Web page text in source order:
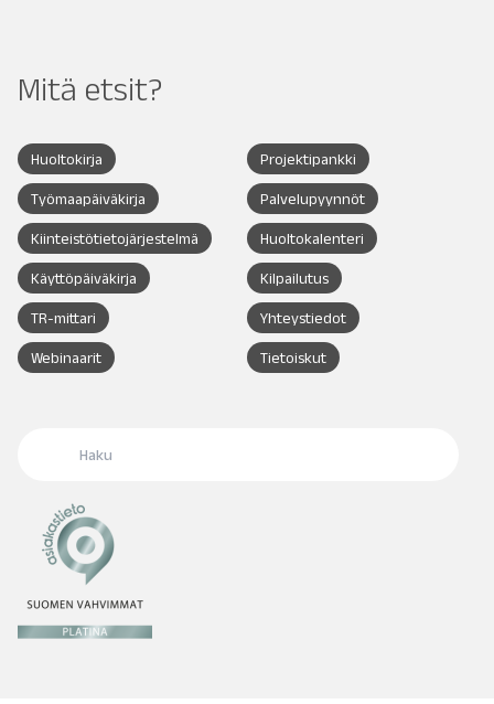
Mitä etsit?
Huoltokirja Projektipankki
Työmaapäiväkirja Palvelupyynnöt
Kiinteistötietojärjestelmä Huoltokalenteri
Käyttöpäiväkirja Kilpailutus
TR-mittari Yhteystiedot
Webinaarit Tietoiskut